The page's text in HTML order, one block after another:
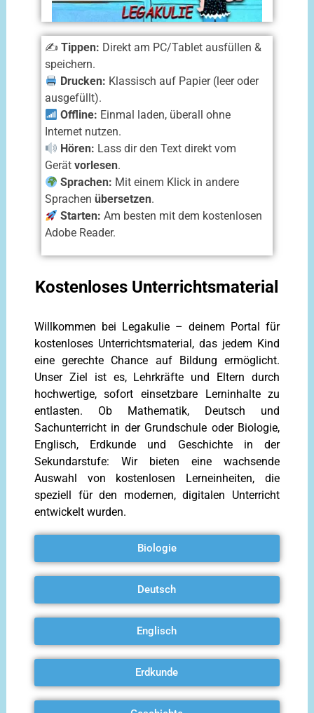
✍️ Tippen: Direkt am PC/Tablet ausfüllen &
speichern.
Drucken: Klassisch auf Papier (leer oder
ausgefüllt).
Offline: Einmal laden, überall ohne
Internet nutzen.
Hören: Lass dir den Text direkt vom
Gerät vorlesen.
Sprachen: Mit einem Klick in andere
Sprachen übersetzen.
Starten: Am besten mit dem kostenlosen
Adobe Reader.
Kostenloses Unterrichtsmaterial
Willkommen bei Legakulie – deinem Portal für
kostenloses Unterrichtsmaterial, das jedem Kind
eine gerechte Chance auf Bildung ermöglicht.
Unser Ziel ist es, Lehrkräfte und Eltern durch
hochwertige, sofort einsetzbare Lerninhalte zu
entlasten. Ob Mathematik, Deutsch und
Sachunterricht in der Grundschule oder Biologie,
Englisch, Erdkunde und Geschichte in der
Sekundarstufe: Wir bieten eine wachsende
Auswahl von kostenlosen Lerneinheiten, die
speziell für den modernen, digitalen Unterricht
entwickelt wurden.
Biologie
Deutsch
Englisch
Erdkunde